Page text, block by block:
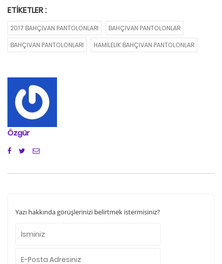
ETIKETLER :
2017 BAHÇIVAN PANTOLONLARI
BAHÇIVAN PANTOLONLAR
BAHÇIVAN PANTOLONLARI
HAMILELIK BAHÇIVAN PANTOLONLAR
Özgür
Yazı hakkında görüşlerinizi belirtmek istermisiniz?